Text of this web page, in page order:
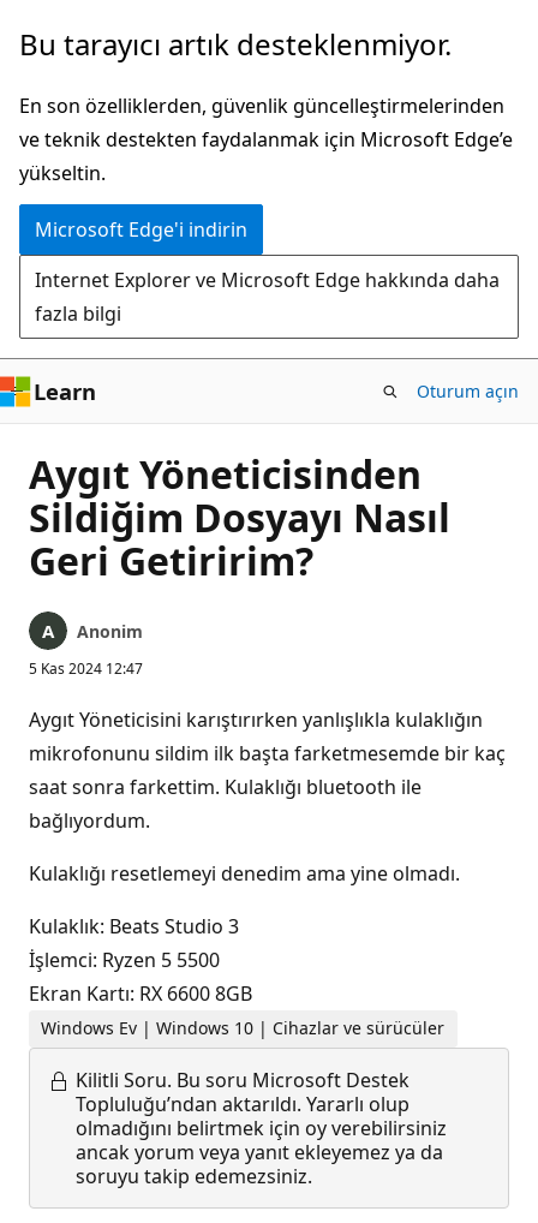
Ana
atla
Bu tarayıcı artık desteklenmiyor.
En son özelliklerden, güvenlik güncelleştirmelerinden
ve teknik destekten faydalanmak için Microsoft Edge’e
yükseltin.
Microsoft Edge'i indirin
Internet Explorer ve Microsoft Edge hakkında daha
fazla bilgi
Learn Oturum açın
Aygıt Yöneticisinden
Sildiğim Dosyayı Nasıl
Geri Getiririm?
Anonim
5 Kas 2024 12:47
Aygıt Yöneticisini karıştırırken yanlışlıkla kulaklığın
mikrofonunu sildim ilk başta farketmesemde bir kaç
saat sonra farkettim. Kulaklığı bluetooth ile
bağlıyordum.
Kulaklığı resetlemeyi denedim ama yine olmadı.
Kulaklık: Beats Studio 3
İşlemci: Ryzen 5 5500
Ekran Kartı: RX 6600 8GB
Windows Ev | Windows 10 | Cihazlar ve sürücüler
Kilitli Soru. Bu soru Microsoft Destek
Topluluğu’ndan aktarıldı. Yararlı olup
olmadığını belirtmek için oy verebilirsiniz
ancak yorum veya yanıt ekleyemez ya da
soruyu takip edemezsiniz.